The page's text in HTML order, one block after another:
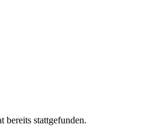
bereits stattgefunden.